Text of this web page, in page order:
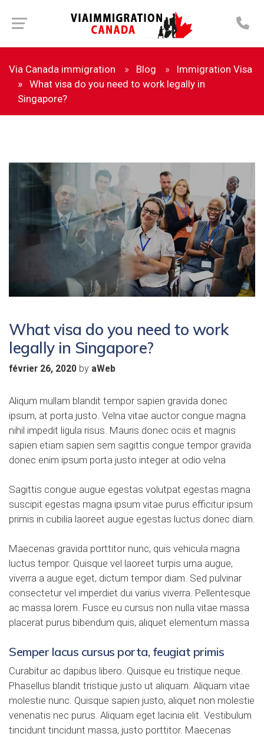
Via Canada immigration Blog
Immigration Visa
What visa do you need to work legally in
Singapore?
What visa do you need to work
legally in Singapore?
février 26, 2020 by aWeb
Aliqum mullam blandit tempor sapien gravida donec
ipsum, at porta justo. Velna vitae auctor congue magna
nihil impedit ligula risus. Mauris donec ociis et magnis
sapien etiam sapien sem sagittis congue tempor gravida
donec enim ipsum porta justo integer at odio velna
Sagittis congue augue egestas volutpat egestas magna
suscipit egestas magna ipsum vitae purus efficitur ipsum
primis in cubilia laoreet augue egestas luctus donec diam.
Maecenas gravida porttitor nunc, quis vehicula magna
luctus tempor. Quisque vel laoreet turpis urna augue,
viverra a augue eget, dictum tempor diam. Sed pulvinar
consectetur vel imperdiet dui varius viverra. Pellentesque
ac massa lorem. Fusce eu cursus non nulla vitae massa
placerat purus bibendum quis, aliquet elementum massa
Semper lacus cursus porta, feugiat primis
Curabitur ac dapibus libero. Quisque eu tristique neque.
Phasellus blandit tristique justo ut aliquam. Aliquam vitae
molestie nunc. Quisque sapien justo, aliquet non molestie
venenatis nec purus. Aliquam eget lacinia elit. Vestibulum
tincidunt tincidunt massa, justo porttitor. Maecenas